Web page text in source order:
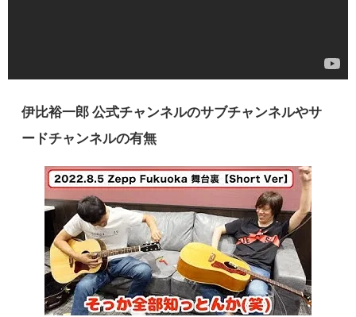
伊比裕一郎 公式チャンネルのサブチャンネルやサ
ードチャンネルの有無